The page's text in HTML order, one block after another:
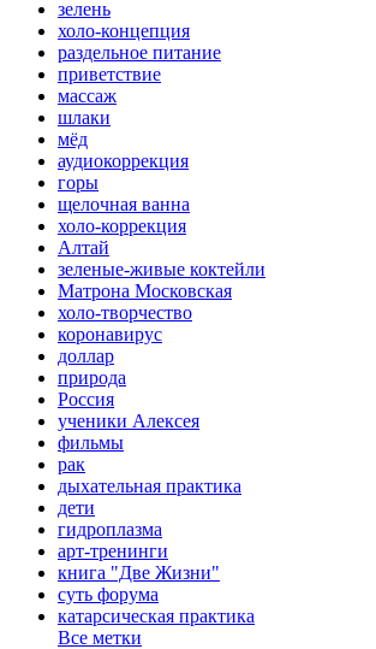
зелень
холо-концепция
раздельное питание
приветствие
массаж
шлаки
мёд
аудиокоррекция
горы
щелочная ванна
холо-коррекция
Алтай
зеленые-живые коктейли
Матрона Московская
холо-творчество
коронавирус
доллар
природа
Россия
ученики Алексея
фильмы
рак
дыхательная практика
дети
гидроплазма
арт-тренинги
книга "Две Жизни"
суть форума
катарсическая практика
Все метки